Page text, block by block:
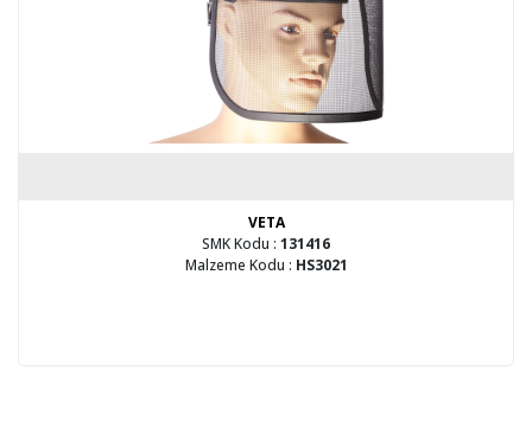
VETA
SMK Kodu : 131416
Malzeme Kodu : HS3021